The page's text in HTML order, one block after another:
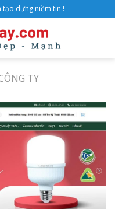
tạo dựng niềm tin !
TY